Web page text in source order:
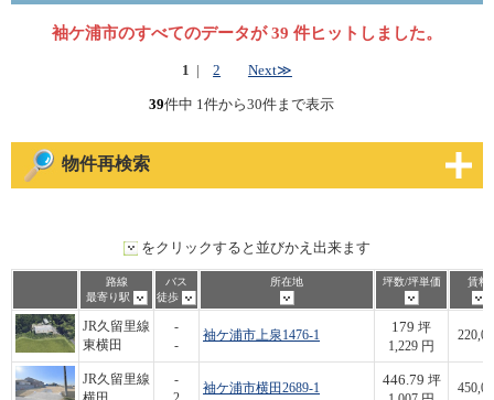
袖ケ浦市のすべてのデータが 39 件ヒットしました。
1 2 Next≫
39件中 1件から30件まで表示
をクリックすると並びかえ出来ます
路線
最寄り駅
バス
徒歩
所在地 坪数/坪単価 賃料
JR久留里線
東横田
-
-
袖ケ浦市上泉1476-1
179 坪
1,229 円
JR久留里線
-
袖ケ浦市横田2689-1
446.79 坪
物件再検索